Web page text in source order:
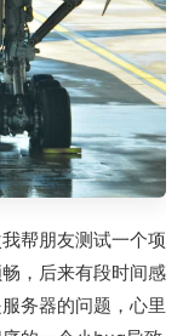
帮朋友测试一个项
，后来有段时间感
务器的问题，心里